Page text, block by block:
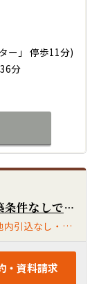
ー」 停歩11分)
分
南4丁目に大型敷地が出ました！建築条件なしです！上津バイパス徒歩2分の好立地です♪人気の南小、牟田山中校区！北、南に接道があります！現況渡しになります。北、南道路とも久留米市道です。
北、南道路とも、上下水道が入ってます(敷地内引込なし・南側は水道引込口径等に制限があります)埋蔵文化財・包蔵地域外です。冠水履歴ありません。
・資料請求